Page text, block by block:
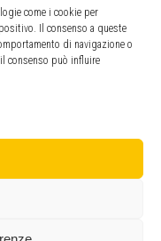
come i cookie per
Il consenso a queste
di navigazione o
consenso può influire